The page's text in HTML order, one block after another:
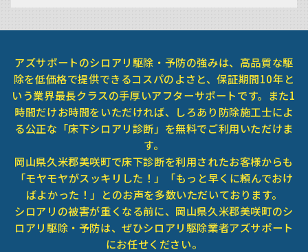
アズサポートのシロアリ駆除・予防の強みは、高品質な駆
除を低価格で提供できるコスパのよさと、保証期間10年と
いう業界最長クラスの手厚いアフターサポートです。また1
時間だけお時間をいただければ、しろあり防除施工士によ
る公正な「床下シロアリ診断」を無料でご利用いただけま
す。
岡山県久米郡美咲町で床下診断を利用されたお客様からも
「モヤモヤがスッキリした！」「もっと早くに頼んでおけ
ばよかった！」とのお声を多数いただいております。
シロアリの被害が重くなる前に、岡山県久米郡美咲町のシ
ロアリ駆除・予防は、ぜひシロアリ駆除業者アズサポート
にお任せください。